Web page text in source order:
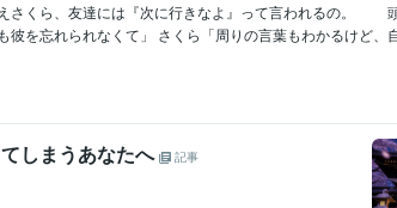
さくら、友達には『次に行きなよ』って言われるの。
彼を忘れられなくて」 さくら「周りの言葉もわかるけど、
しまうあなたへ
記事